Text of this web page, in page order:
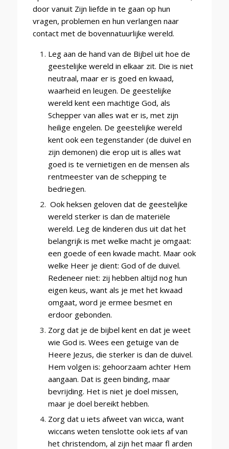
door vanuit Zijn liefde in te gaan op hun
vragen, problemen en hun verlangen naar
contact met de bovennatuurlijke wereld.
Leg aan de hand van de Bijbel uit hoe de
geestelijke wereld in elkaar zit. Die is niet
neutraal, maar er is goed en kwaad,
waarheid en leugen. De geestelijke
wereld kent een machtige God, als
Schepper van alles wat er is, met zijn
heilige engelen. De geestelijke wereld
kent ook een tegenstander (de duivel en
zijn demonen) die erop uit is alles wat
goed is te vernietigen en de mensen als
rentmeester van de schepping te
bedriegen.
Ook heksen geloven dat de geestelijke
wereld sterker is dan de materiële
wereld. Leg de kinderen dus uit dat het
belangrijk is met welke macht je omgaat:
een goede of een kwade macht. Maar ook
welke Heer je dient: God of de duivel.
Redeneer niet: zij hebben altijd nog hun
eigen keus, want als je met het kwaad
omgaat, word je ermee besmet en
erdoor gebonden.
Zorg dat je de bijbel kent en dat je weet
wie God is. Wees een getuige van de
Heere Jezus, die sterker is dan de duivel.
Hem volgen is: gehoorzaam achter Hem
aangaan. Dat is geen binding, maar
bevrijding. Het is niet je doel missen,
maar je doel bereikt hebben.
Zorg dat u iets afweet van wicca, want
wiccans weten tenslotte ook iets af van
het christendom, al zijn het maar fl arden